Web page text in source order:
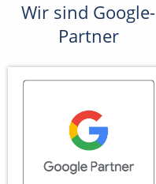
Wir sind Google-
Partner